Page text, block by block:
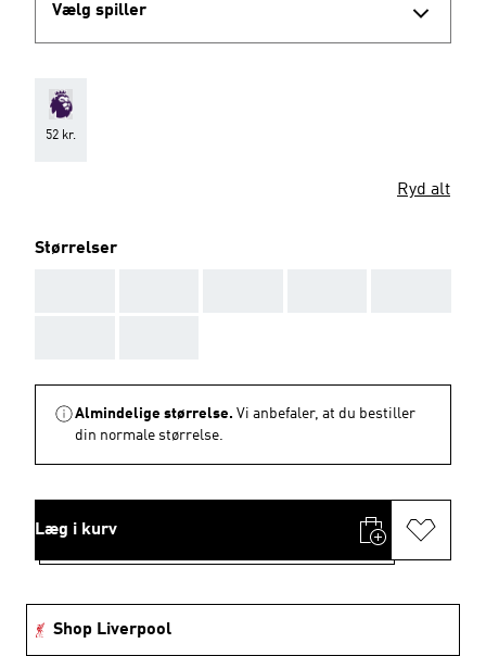
Vælg spiller
52 kr.
Ryd alt
Størrelser
Almindelige størrelse. Vi anbefaler, at du bestiller
din normale størrelse.
Læg i kurv
Shop Liverpool